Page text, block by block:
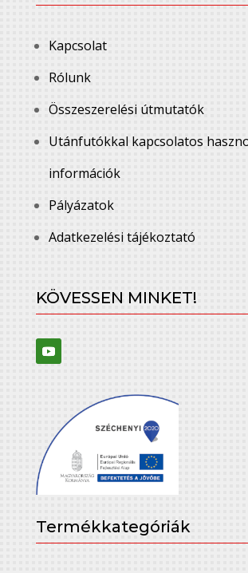
Kapcsolat
Rólunk
Összeszerelési útmutatók
Utánfutókkal kapcsolatos
információk
Pályázatok
Adatkezelési tájékoztató
KÖVESSEN MINKET!
Termékkategóriák